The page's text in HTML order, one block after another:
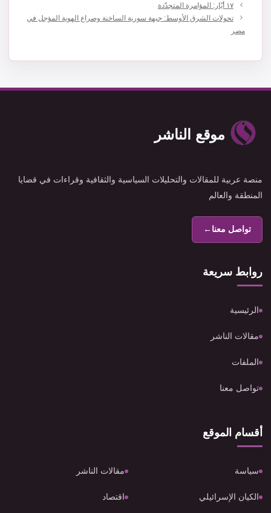
١٧ أيّار: المؤامرة المتجدّدة
تحولات الشرق الأوسط: جبهة سورية الساخنة وصراع الهوية المؤجل في
مصر
موقع الناشر
منصة عربية للمقالات والتحليلات السياسية والثقافية وقراءات في قضايا
المنطقة والعالم
تواصل معنا←
روابط سريعة
الرئيسية
مقالات الناشر
الملفات
تواصل معنا
أقسام الموقع
سياسة مقالات الناشر
الكيان الإسرائيلي اقتصاد